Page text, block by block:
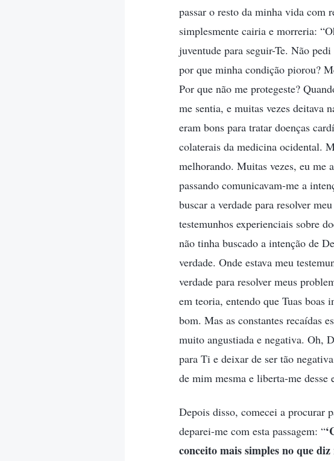
passar o resto da minha vida com
simplesmente cairia e morreria:
juventude para seguir-Te. Não
por que minha condição piorou?
Por que não me protegeste?
me sentia, e muitas vezes deitava
eram bons para tratar doenças
colaterais da medicina ocidental.
melhorando. Muitas vezes, eu me
passando comunicavam-me a
buscar a verdade para resolver
testemunhos experienciais sobre
não tinha buscado a intenção de
verdade. Onde estava meu
verdade para resolver meus
em teoria, entendo que Tuas boas
bom. Mas as constantes recaídas
muito angustiada e negativa. Oh,
para Ti e deixar de ser tão
de mim mesma e liberta-me desse
Depois disso, comecei a procurar
deparei-me com esta passagem: “
conceito mais simples no que